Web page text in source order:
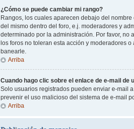
¿Cómo se puede cambiar mi rango?
Rangos, los cuales aparecen debajo del
del mismo dentro del foro, e.j. moderadores y
determinado por la administración. Por favor,
los foros no toleran esta acción y moderadores
banearle.
Arriba
Cuando hago clic sobre el enlace de e-mail de
Solo usuarios registrados pueden enviar e-mail
prevenir el uso malicioso del sistema de e-mail
Arriba